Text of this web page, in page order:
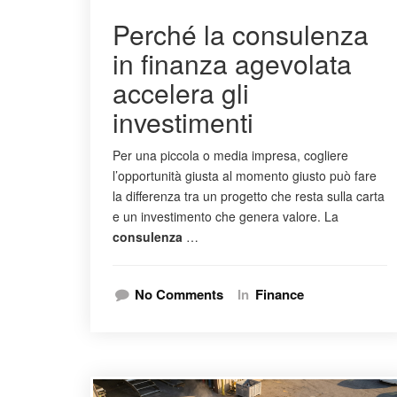
Perché la consulenza
in finanza agevolata
accelera gli
investimenti
Per una piccola o media impresa, cogliere
l’opportunità giusta al momento giusto può fare
la differenza tra un progetto che resta sulla carta
e un investimento che genera valore. La
consulenza …
No Comments In Finance